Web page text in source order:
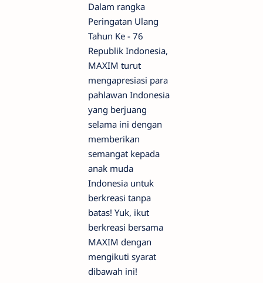
Dalam rangka
Peringatan Ulang
Tahun Ke - 76
Republik Indonesia,
MAXIM turut
mengapresiasi para
pahlawan Indonesia
yang berjuang
selama ini dengan
memberikan
semangat kepada
anak muda
Indonesia untuk
berkreasi tanpa
batas! Yuk, ikut
berkreasi bersama
MAXIM dengan
mengikuti syarat
dibawah ini!